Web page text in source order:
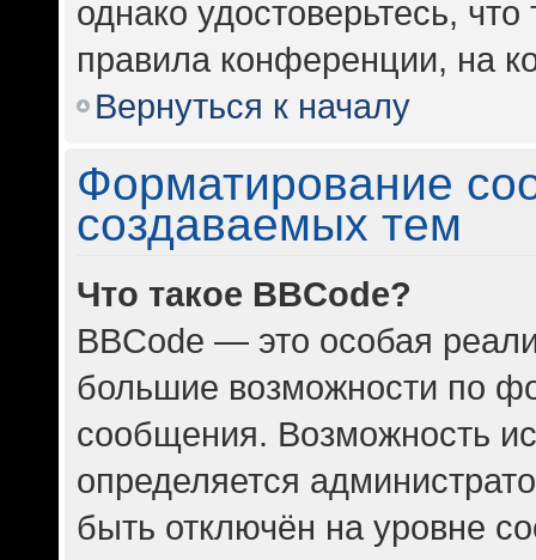
однако удостоверьтесь,
правила конференции, на
Вернуться к началу
Форматирование
создаваемых тем
Что такое BBCode?
BBCode — это особая
большие возможности по
сообщения. Возможность
определяется
быть отключён на уровне